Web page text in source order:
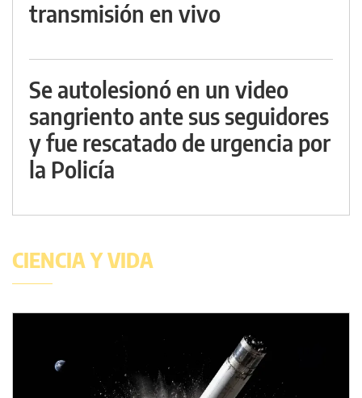
transmisión en vivo
Se autolesionó en un video
sangriento ante sus seguidores
y fue rescatado de urgencia por
la Policía
CIENCIA Y VIDA